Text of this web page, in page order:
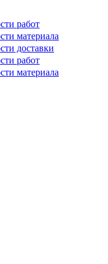
работ
материала
доставки
работ
материала